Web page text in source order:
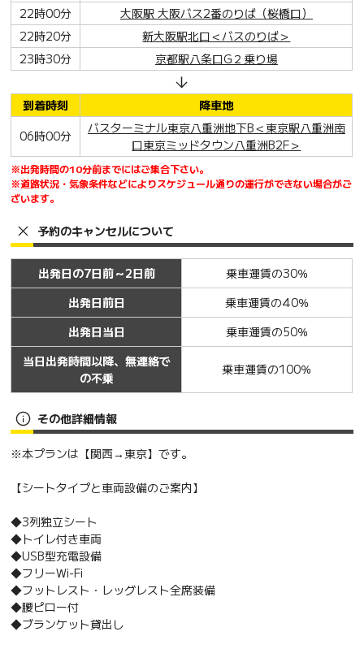
22時00分
大阪駅 大阪バス2番のりば（桜橋口）
22時20分
新大阪駅北口＜バスのりば＞
23時30分
京都駅八条口G２乗り場
到着時刻
降車地
06時00分
バスターミナル東京八重洲地下B＜東京駅八重洲南
口東京ミッドタウン八重洲B2F＞
※出発時間の10分前までにはご集合下さい。
※道路状況・気象条件などによりスケジュール通りの運行ができない場合がご
ざいます。
予約のキャンセルについて
出発日の7日前～2日前
乗車運賃の30％
出発日前日
乗車運賃の40％
出発日当日
乗車運賃の50％
当日出発時間以降、無連絡で
の不乗
乗車運賃の100％
その他詳細情報
※本プランは【関西→東京】です。
【シートタイプと車両設備のご案内】
◆3列独立シート
◆トイレ付き車両
◆USB型充電設備
◆フリーWi-Fi
◆フットレスト・レッグレスト全席装備
◆腰ピロー付
◆ブランケット貸出し